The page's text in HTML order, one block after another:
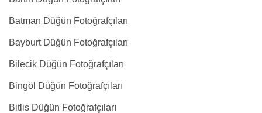
Batman Düğün Fotoğrafçıları
Bayburt Düğün Fotoğrafçıları
Bilecik Düğün Fotoğrafçıları
Bingöl Düğün Fotoğrafçıları
Bitlis Düğün Fotoğrafçıları